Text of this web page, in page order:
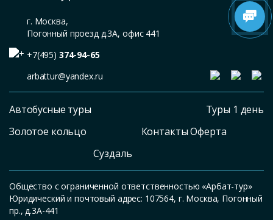
г. Москва,
Погонный проезд д.3А, офис 441
+7(495) 374-94-65
arbattur@yandex.ru
Автобусные туры
Золотое кольцо
Суздаль
Туры 1 день
Контакты Оферта
Общество с ограниченной ответственностью «Арбат-тур»
Юридический и почтовый адрес: 107564, г. Москва, Погонный
пр., д.3А-441